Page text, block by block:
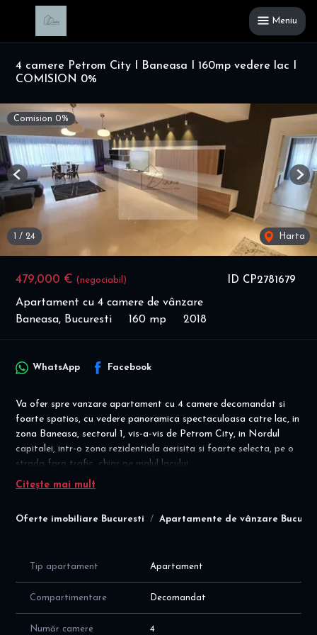
Meniu
4 camere Petrom City I Baneasa I 160mp vedere lac I
COMISION 0%
ID CP2781679
479,000 € (negociabil)
Apartament cu 4 camere de vânzare
Baneasa, Bucuresti
160 mp 2018
Comision 0%
1 / 24 Harta
Previous
Oferte imobiliare Bucuresti Apartamente de vânzare
WhatsApp Facebook
Va ofer spre vanzare apartament cu 4 camere decomandat si
foarte spatios, cu vedere panoramica spectaculoasa catre lac, in
zona Baneasa, sectorul 1, vis-a-vis de Petrom City, in Nordul
capitalei, intr-o zona rezidentiala aerisita si foarte selecta, pe o
strada fara trafic, chiar pe malul lacului.
Disponibilitate imediata pentru mutare - se vinde exact cum este
Ideal locuinta familie / investitie, pentru cei care caută
unic!
Detalii financiare: contract vanzare cumparare: - pret
apartament este 479.000 euro (nu se adauga TVA)
Citește mai mult
Tip apartament Apartament
Compartimentare Decomandat
Număr camere 4